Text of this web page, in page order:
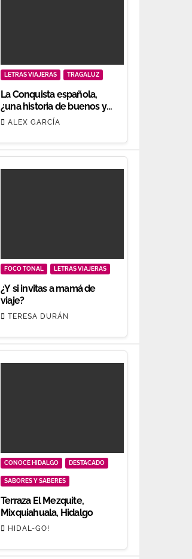
LETRAS VIAJERAS TRAGALUZ
La Conquista española,
¿una historia de buenos y
malos?
ALEX GARCÍA
FOCO TONAL LETRAS VIAJERAS
¿Y si invitas a mamá de
viaje?
TERESA DURÁN
CONOCE HIDALGO DESTACADO
SABORES Y SABERES
Terraza El Mezquite,
Mixquiahuala, Hidalgo
HIDAL-GO!